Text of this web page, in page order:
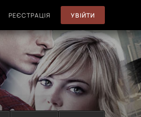
РЕЄСТРАЦІЯ УВІЙТИ